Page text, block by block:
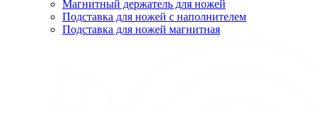
Магнитный держатель для ножей
Подставка для ножей с наполнителем
Подставка для ножей магнитная